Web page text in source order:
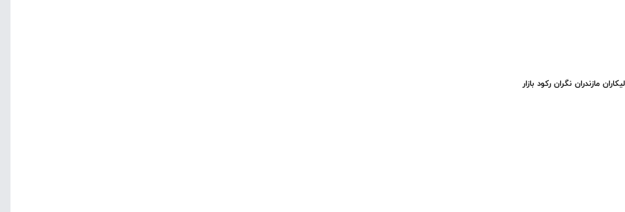
مازندران نگران رکود بازار